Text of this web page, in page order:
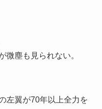
微塵も見られない。
左翼が70年以上全力を